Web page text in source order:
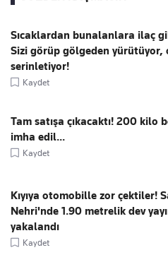
Sıcaklardan bunalanlara ilaç
Sizi görüp gölgeden yürütüyor,
serinletiyor!
Kaydet
Tam satışa çıkacaktı! 200 kilo
imha edil...
Kaydet
Kıyıya otomobille zor çektiler!
Nehri'nde 1.90 metrelik dev
yakalandı
Kaydet